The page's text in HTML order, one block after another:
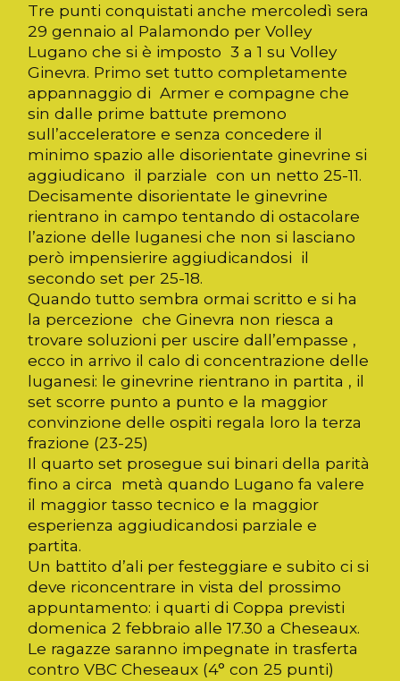
Tre punti conquistati anche mercoledì sera
29 gennaio al Palamondo per Volley
Lugano che si è imposto 3 a 1 su Volley
Ginevra. Primo set tutto completamente
appannaggio di Armer e compagne che
sin dalle prime battute premono
sull’acceleratore e senza concedere il
minimo spazio alle disorientate ginevrine si
aggiudicano il parziale con un netto 25-11.
Decisamente disorientate le ginevrine
rientrano in campo tentando di ostacolare
l’azione delle luganesi che non si lasciano
però impensierire aggiudicandosi il
secondo set per 25-18.
Quando tutto sembra ormai scritto e si ha
la percezione che Ginevra non riesca a
trovare soluzioni per uscire dall’empasse ,
ecco in arrivo il calo di concentrazione delle
luganesi: le ginevrine rientrano in partita , il
set scorre punto a punto e la maggior
convinzione delle ospiti regala loro la terza
frazione (23-25)
Il quarto set prosegue sui binari della parità
fino a circa metà quando Lugano fa valere
il maggior tasso tecnico e la maggior
esperienza aggiudicandosi parziale e
partita.
Un battito d’ali per festeggiare e subito ci si
deve riconcentrare in vista del prossimo
appuntamento: i quarti di Coppa previsti
domenica 2 febbraio alle 17.30 a Cheseaux.
Le ragazze saranno impegnate in trasferta
contro VBC Cheseaux (4° con 25 punti)